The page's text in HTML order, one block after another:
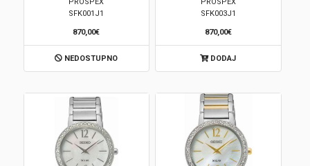
SFK001J1
870,00€
NEDOSTUPNO
SFK003J1
870,00€
DODAJ